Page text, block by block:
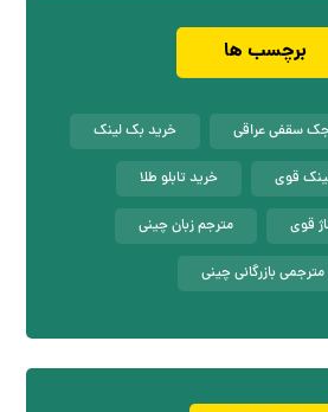
برچسب ها
سقفی عراقی خرید بک لینک
قوی خرید تابلو طلا
قوی مترجم زبان چینی
مترجمی بازرگانی چینی